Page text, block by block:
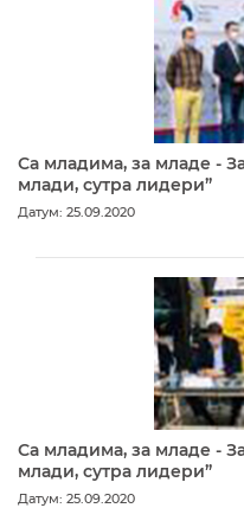
Са младима, за младе -
млади, сутра лидери”
Датум: 25.09.2020
Са младима, за младе -
млади, сутра лидери”
Датум: 25.09.2020